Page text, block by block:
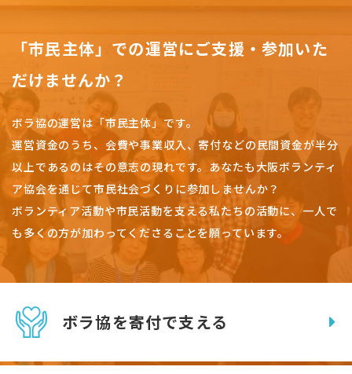
「市民主体」での運営にご支援・参加いた
だけませんか？
ボラ協の運営は「市民主体」です。
運営資金のうち、会費や事業収入、寄付などの民間資金が半分
以上であるのはその意志の現れです。 あなたも大阪ボランティ
ア協会を通じて市民社会づくりに参加しませんか？
ボランティア活動や市民活動を支える私たちの活動に、一人で
も多くの方が加わってくださることを願っています。
ボラ協を寄付で支える